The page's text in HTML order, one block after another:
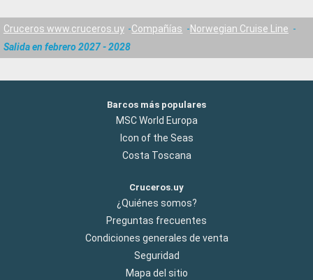
Cruceros www.cruceros.uy Compañías
Norwegian Cruise Line
Salida en febrero 2027 - 2028
Barcos más populares
MSC World Europa
Icon of the Seas
Costa Toscana
Cruceros.uy
¿Quiénes somos?
Preguntas frecuentes
Condiciones generales de venta
Seguridad
Mapa del sitio